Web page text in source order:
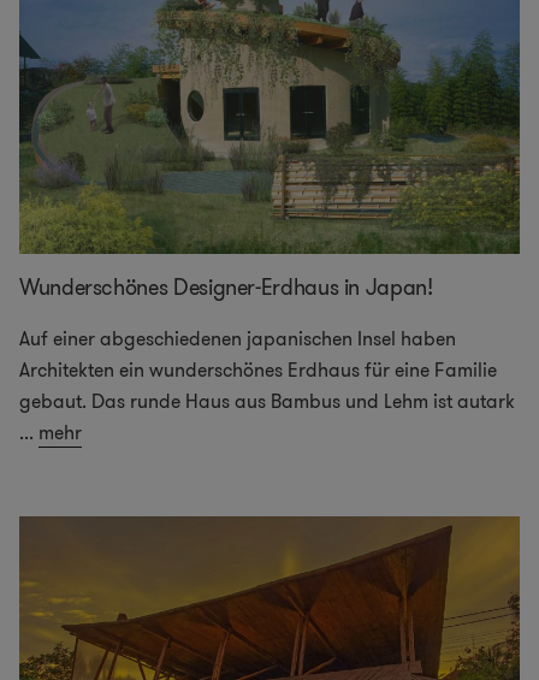
Wunderschönes Designer-Erdhaus in Japan!
Auf einer abgeschiedenen japanischen Insel haben
Architekten ein wunderschönes Erdhaus für eine Familie
gebaut. Das runde Haus aus Bambus und Lehm ist autark
... mehr